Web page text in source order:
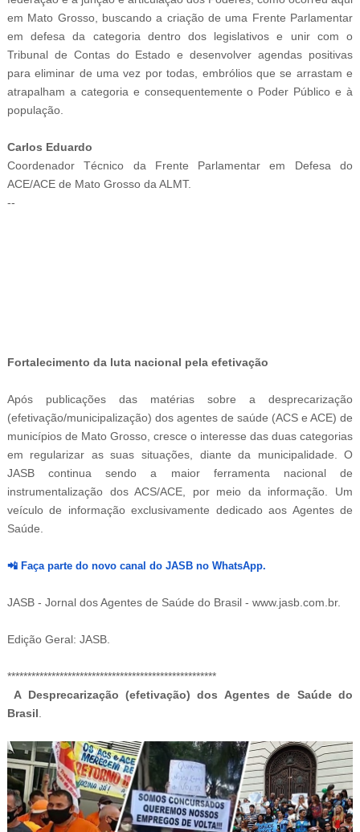
em Mato Grosso, buscando a criação de uma Frente Parlamentar
em defesa da categoria dentro dos legislativos e unir com o
Tribunal de Contas do Estado e desenvolver agendas positivas
para eliminar de uma vez por todas, embrólios que se arrastam e
atrapalham a categoria e consequentemente o Poder Público e à
população.
Carlos Eduardo
Coordenador Técnico da Frente Parlamentar em Defesa do
ACE/ACE de Mato Grosso da ALMT.
--
Fortalecimento da luta nacional pela efetivação
Após publicações das matérias sobre a desprecarização
(efetivação/municipalização) dos agentes de saúde (ACS e ACE) de
municípios de Mato Grosso, cresce o interesse das duas categorias
em regularizar as suas situações, diante da municipalidade. O
JASB continua sendo a maior ferramenta nacional de
instrumentalização dos ACS/ACE, por meio da informação. Um
veículo de informação exclusivamente dedicado aos Agentes de
Saúde.
📲 Faça parte do novo canal do JASB no WhatsApp.
JASB - Jornal dos Agentes de Saúde do Brasil - www.jasb.com.br.
Edição Geral: JASB.
****************************************************
A Desprecarização (efetivação) dos Agentes de Saúde do
Brasil